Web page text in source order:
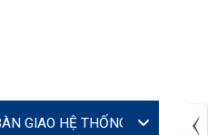
và Tây Đô Long An tại